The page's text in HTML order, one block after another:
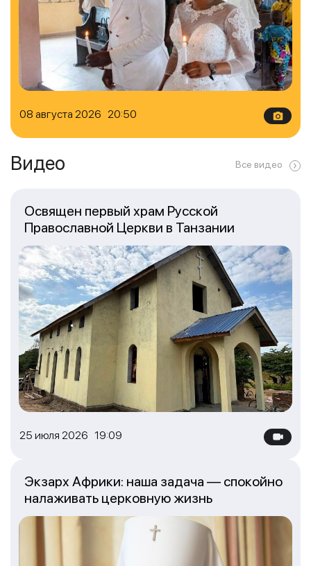
08 августа 2026 20:50
Видео Все видео
25 июля 2026 19:09
Освящен первый храм Русской
Православной Церкви в Танзании
Экзарх Африки: наша задача — спокойно
налаживать церковную жизнь